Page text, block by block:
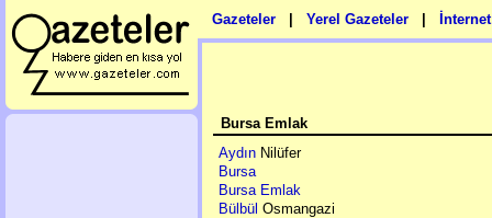
Gazeteler Yerel Gazeteler
Bursa Emlak
Aydın Nilüfer
Bursa
Bursa Emlak
Bülbül Osmangazi